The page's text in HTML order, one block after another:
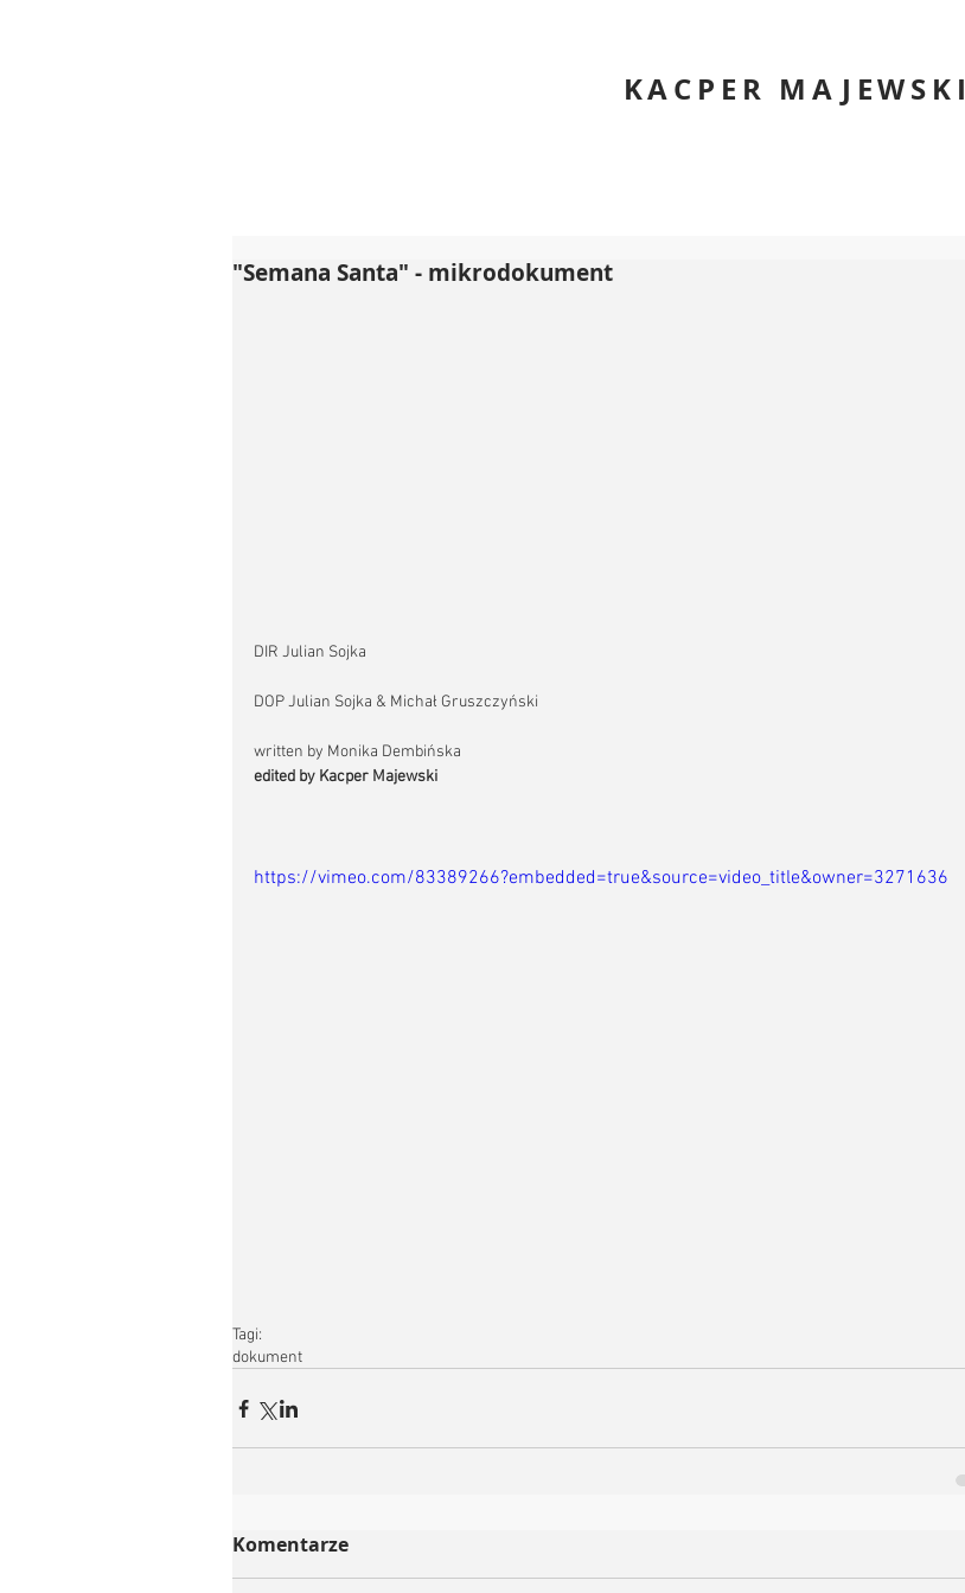
KACPER MAJEWSKI
"Semana Santa" - mikrodokument
DIR Julian Sojka
DOP Julian Sojka & Michał Gruszczyński
written by Monika Dembińska
edited by Kacper Majewski
https://vimeo.com/83389266?embedded=true&source=video_title&owner=3271636
Tagi:
dokument
Komentarze